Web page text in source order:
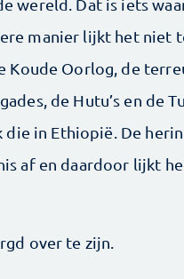
wereld. Dat is iets
manier lijkt het niet
Koude Oorlog, de
de Hutu’s en de
in Ethiopië. De
af en daardoor lijkt
over te zijn.